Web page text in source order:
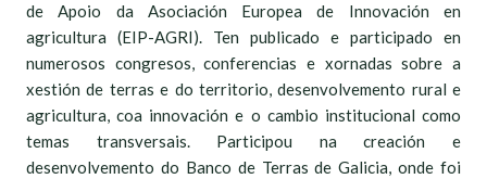
de Apoio da Asociación Europea de Innovación en
agricultura (EIP-AGRI). Ten publicado e participado en
numerosos congresos, conferencias e xornadas sobre a
xestión de terras e do territorio, desenvolvemento rural e
agricultura, coa innovación e o cambio institucional como
temas transversais. Participou na creación e
desenvolvemento do Banco de Terras de Galicia, onde foi